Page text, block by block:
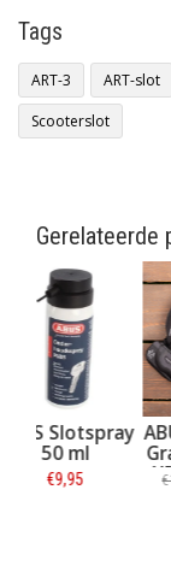
Tags
ART-3 ART-slot
Scooterslot
Gerelateerde
ABUS
Granit City
XPlus 1060/
€174,95 €164,95